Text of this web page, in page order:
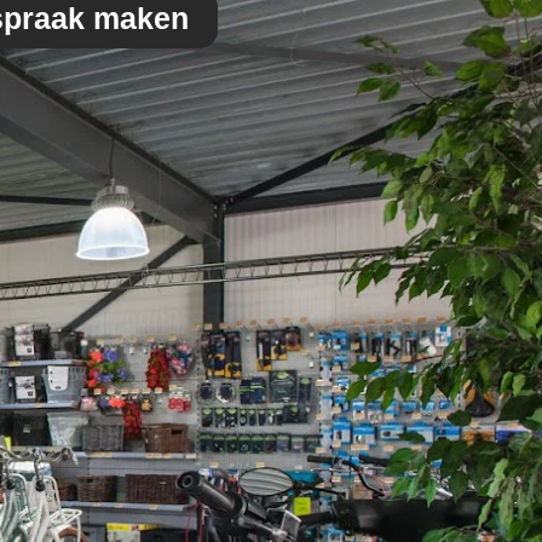
maken